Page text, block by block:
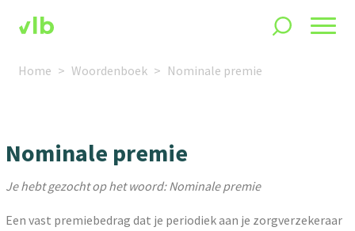
Home Woordenboek Nominale premie
Nominale premie
Je hebt gezocht op het woord: Nominale premie
Een vast premiebedrag dat je periodiek aan je zorgverzekeraar